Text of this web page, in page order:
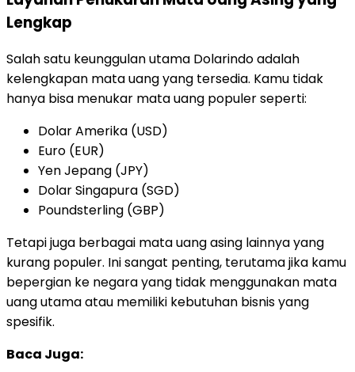
Lengkap
Salah satu keunggulan utama Dolarindo adalah
kelengkapan mata uang yang tersedia. Kamu tidak
hanya bisa menukar mata uang populer seperti:
Dolar Amerika (USD)
Euro (EUR)
Yen Jepang (JPY)
Dolar Singapura (SGD)
Poundsterling (GBP)
Tetapi juga berbagai mata uang asing lainnya yang
kurang populer. Ini sangat penting, terutama jika kamu
bepergian ke negara yang tidak menggunakan mata
uang utama atau memiliki kebutuhan bisnis yang
spesifik.
Baca Juga: